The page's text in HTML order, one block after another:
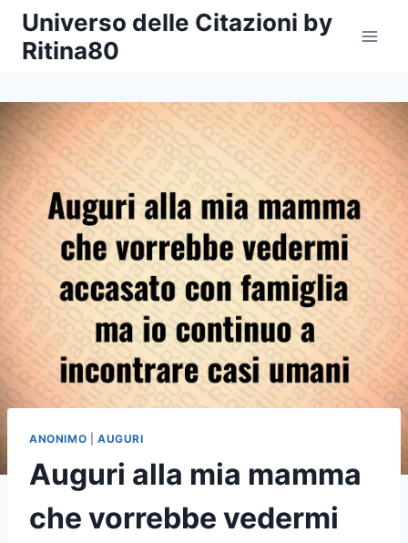
Salta
contenuto
Universo delle Citazioni by
Ritina80
ANONIMO AUGURI
Auguri alla mia mamma
che vorrebbe vedermi